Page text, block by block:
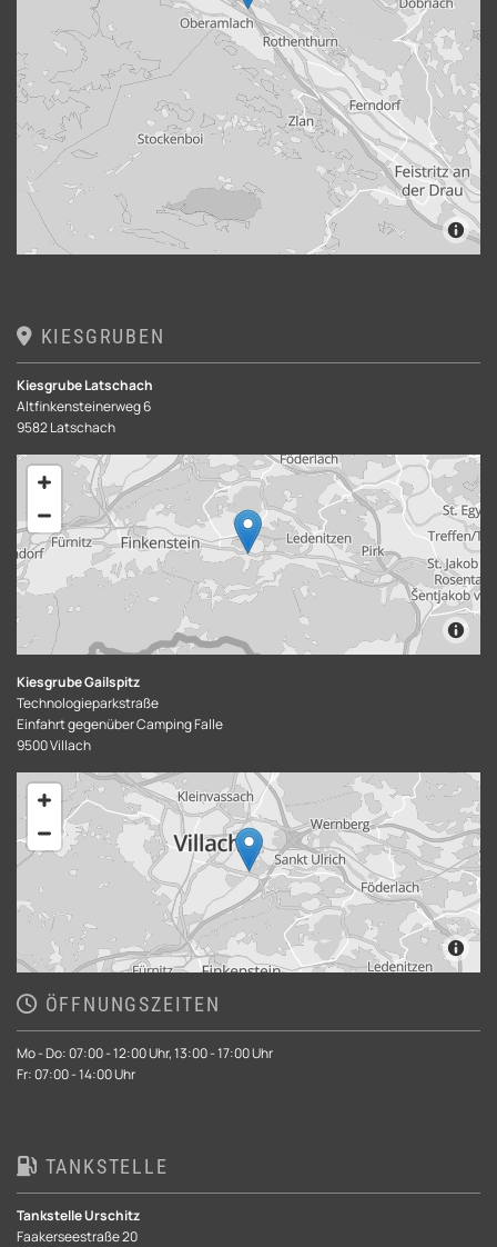
 KIESGRUBEN
Kiesgrube Latschach
Altfinkensteinerweg 6
9582 Latschach
Kiesgrube Gailspitz
Technologieparkstraße
Einfahrt gegenüber Camping Falle
9500 Villach
 ÖFFNUNGSZEITEN
Mo - Do: 07:00 - 12:00 Uhr, 13:00 - 17:00 Uhr
Fr: 07:00 - 14:00 Uhr
 TANKSTELLE
Tankstelle Urschitz
Faakerseestraße 20